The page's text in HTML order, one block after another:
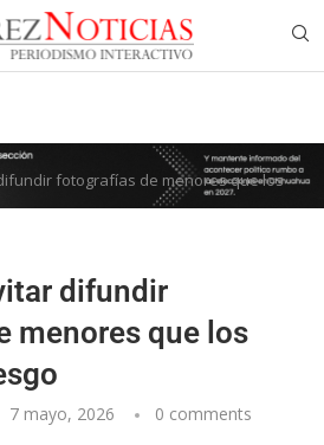
fotografías de menores que los
difundir
menores que los
7 mayo, 2026 0 comments